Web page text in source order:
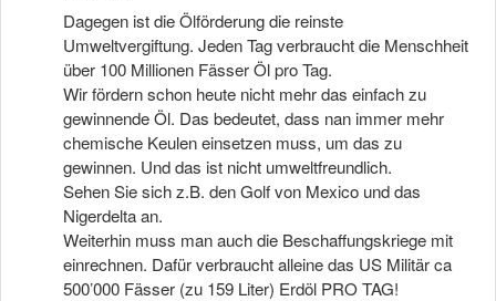
Dagegen ist die Ölförderung die reinste
Umweltvergiftung. Jeden Tag verbraucht die Menschheit
über 100 Millionen Fässer Öl pro Tag.
Wir fördern schon heute nicht mehr das einfach zu
gewinnende Öl. Das bedeutet, dass nan immer mehr
chemische Keulen einsetzen muss, um das zu
gewinnen. Und das ist nicht umweltfreundlich.
Sehen Sie sich z.B. den Golf von Mexico und das
Nigerdelta an.
Weiterhin muss man auch die Beschaffungskriege mit
einrechnen. Dafür verbraucht alleine das US Militär ca
500’000 Fässer (zu 159 Liter) Erdöl PRO TAG!